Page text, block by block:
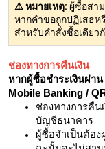
⚠️ หมายเหตุ: ผู้ซื้อสา
หากคำขอถูกปฏิเสธห
สำหรับคำสั่งซื้อเดียว
ช่องทางการคืนเงิน
หากผู้ซื้อชำระเงินผ่าน
Mobile Banking /
ช่องทางการคืน
บัญชีธนาคาร
ผู้ซื้อจำเป็นต้อ